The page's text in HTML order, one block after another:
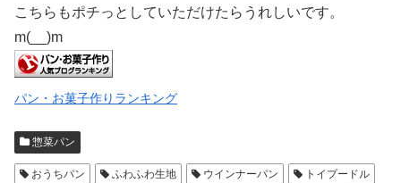
こちらもポチっとしていただけたらうれしいです。
m(__)m
パン・お菓子作りランキング
惣菜パン
おうちパン ふわふわ生地 ウインナーパン
トイプードル